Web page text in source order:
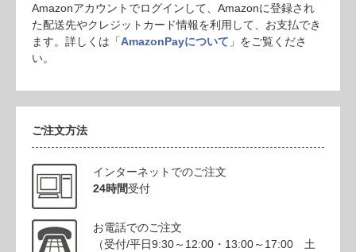
Amazonアカウントでログインして、Amazonに登録され
た配送先やクレジットカード情報を利用して、お支払でき
ます。詳しくは「AmazonPayについて 」をご覧くださ
い。
ご注文方法
インターネットでのご注文
24時間受付
お電話でのご注文
（受付/平日9:30～12:00・13:00～17:00 土